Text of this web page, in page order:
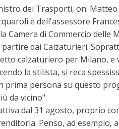
dei Trasporti, on.
e dell'assessore
Camera di Commercio
partire dai Calzaturieri.
calzaturiero per Milano,
la stilista, si reca
prima persona su questo
da vicino".
dal 31 agosto, proprio
Penso, ad